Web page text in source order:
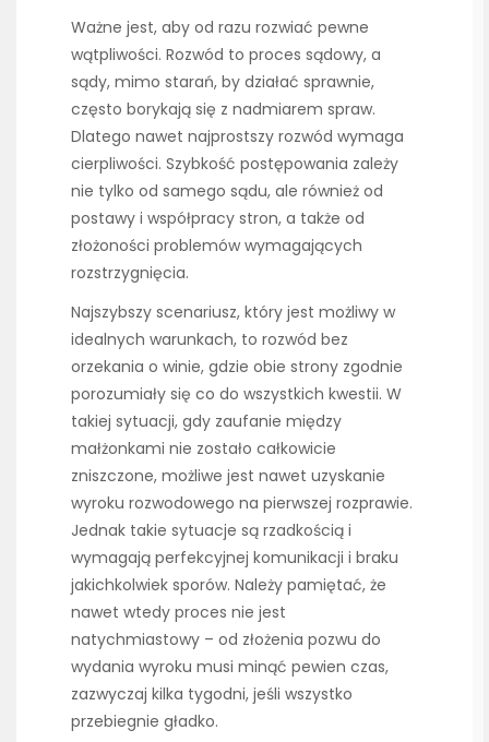
Ważne jest, aby od razu rozwiać pewne
wątpliwości. Rozwód to proces sądowy, a
sądy, mimo starań, by działać sprawnie,
często borykają się z nadmiarem spraw.
Dlatego nawet najprostszy rozwód wymaga
cierpliwości. Szybkość postępowania zależy
nie tylko od samego sądu, ale również od
postawy i współpracy stron, a także od
złożoności problemów wymagających
rozstrzygnięcia.
Najszybszy scenariusz, który jest możliwy w
idealnych warunkach, to rozwód bez
orzekania o winie, gdzie obie strony zgodnie
porozumiały się co do wszystkich kwestii. W
takiej sytuacji, gdy zaufanie między
małżonkami nie zostało całkowicie
zniszczone, możliwe jest nawet uzyskanie
wyroku rozwodowego na pierwszej rozprawie.
Jednak takie sytuacje są rzadkością i
wymagają perfekcyjnej komunikacji i braku
jakichkolwiek sporów. Należy pamiętać, że
nawet wtedy proces nie jest
natychmiastowy – od złożenia pozwu do
wydania wyroku musi minąć pewien czas,
zazwyczaj kilka tygodni, jeśli wszystko
przebiegnie gładko.